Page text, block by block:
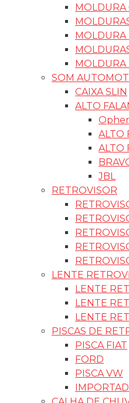
MOLDURA
MOLDURA
MOLDURA
SOM
CAIXA SLIN
ALTO
ALTO
ALTO
JBL
RETROVISOR
LENTE
LENTE
LENTE
LENTE
PISCAS DE
PISCA FIAT
FORD
PISCA VW